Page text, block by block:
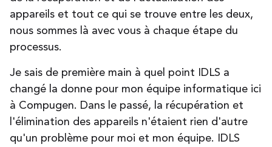
appareils et tout ce qui se trouve entre les deux,
nous sommes là avec vous à chaque étape du
processus.
Je sais de première main à quel point IDLS a
changé la donne pour mon équipe informatique ici
à Compugen. Dans le passé, la récupération et
l'élimination des appareils n'étaient rien d'autre
qu'un problème pour moi et mon équipe. IDLS